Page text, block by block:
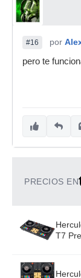
#16 por
pero te
PRECIOS EN
T7